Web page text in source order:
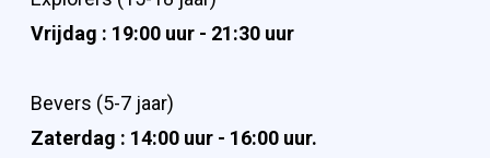
Vrijdag : 19:00 uur - 21:30 uur
Bevers (5-7 jaar)
Zaterdag : 14:00 uur - 16:00 uur.